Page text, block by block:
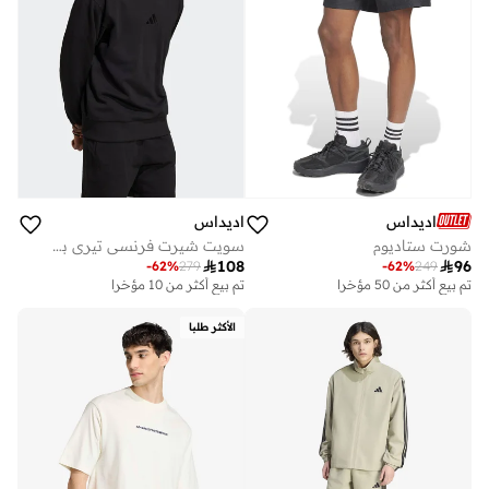
اديداس
شورت ستاديوم
96
249
-62%
تم بيع أكثر من 50 مؤخرا
اديداس
سويت شيرت فرنسي تيري بياقة دائرية لجميع المواسم
108
279
-62%
تم بيع أكثر من 10 مؤخرا
الأكثر طلبا